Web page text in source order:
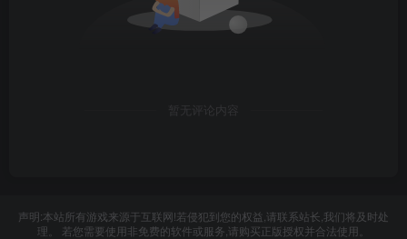
暂无评论内容
声明:本站所有游戏来源于互联网!若侵犯到您的权益,请联系站长,我们将及时处
理。 若您需要使用非免费的软件或服务,请购买正版授权并合法使用。